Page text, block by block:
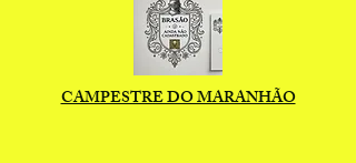
CAMPESTRE DO MARANHÃO